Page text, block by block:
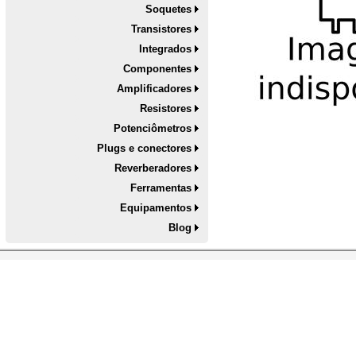
Soquetes
Transistores
Integrados
Componentes
Amplificadores
Resistores
Potenciômetros
Plugs e conectores
Reverberadores
Ferramentas
Equipamentos
Blog